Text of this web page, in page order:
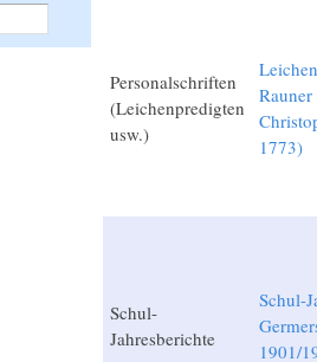
Personalschriften
(Leichenpredigten
usw.)
Rauner
1773)
Schul-
Jahresberichte
Schul-
1901/